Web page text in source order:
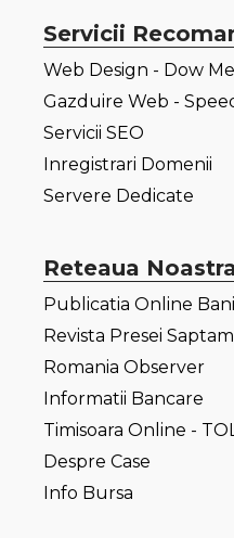
Servicii
Web Design - Dow
Gazduire Web -
Servicii SEO
Inregistrari Domenii
Servere Dedicate
Reteaua
Publicatia Online
Revista Presei
Romania Observer
Informatii Bancare
Timisoara Online -
Despre Case
Info Bursa